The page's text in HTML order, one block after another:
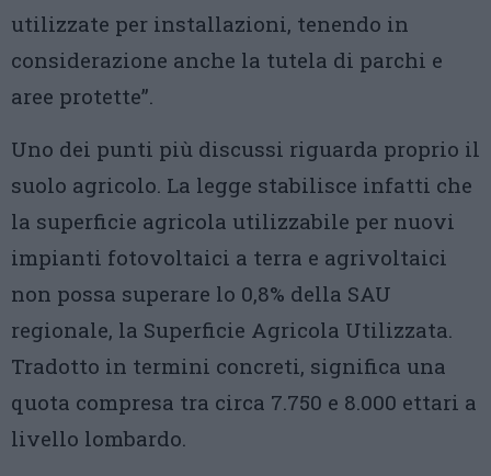
utilizzate per installazioni, tenendo in
considerazione anche la tutela di parchi e
aree protette”.
Uno dei punti più discussi riguarda proprio il
suolo agricolo. La legge stabilisce infatti che
la superficie agricola utilizzabile per nuovi
impianti fotovoltaici a terra e agrivoltaici
non possa superare lo 0,8% della SAU
regionale, la Superficie Agricola Utilizzata.
Tradotto in termini concreti, significa una
quota compresa tra circa 7.750 e 8.000 ettari a
livello lombardo.